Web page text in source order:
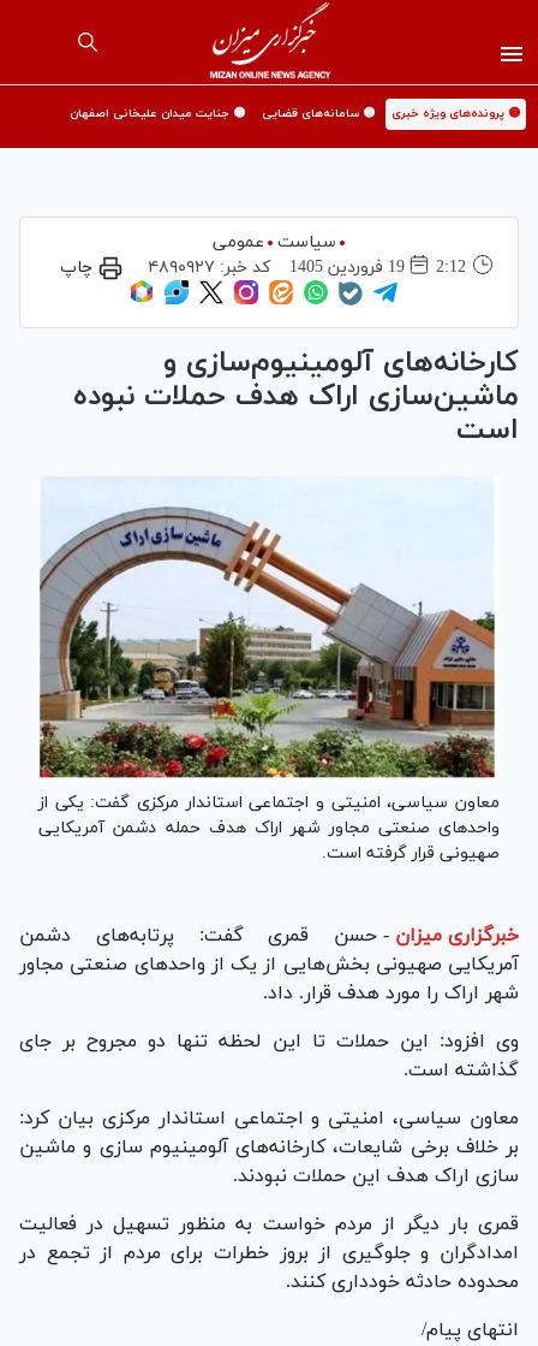
🟡 پرونده‌های ویژه خبری 🟡 سامانه‌های قضایی 🟡 جنایت میدان علیخانی اصفهان
سیاست
عمومی
2:12
19 فروردين 1405 کد خبر: ۴۸۹۰۹۲۷ چاپ
کارخانه‌های آلومینیوم‌سازی و
ماشین‌سازی اراک هدف حملات نبوده
است
معاون سیاسی، امنیتی و اجتماعی استاندار مرکزی گفت: یکی از
واحد‌های صنعتی مجاور شهر اراک هدف حمله دشمن آمریکایی
صهیونی قرار گرفته است.
خبرگزاری میزان - حسن قمری گفت: پرتابه‌های دشمن
آمریکایی صهیونی بخش‌هایی از یک از واحدهای صنعتی مجاور
شهر اراک را مورد هدف قرار. داد.
وی افزود: این حملات تا این لحظه تنها دو مجروح بر جای
گذاشته است.
معاون سیاسی، امنیتی و اجتماعی استاندار مرکزی بیان کرد:
بر خلاف برخی شایعات، کارخانه‌های آلومینیوم سازی و ماشین
سازی اراک هدف این حملات نبودند.
قمری بار دیگر از مردم خواست به منظور تسهیل در فعالیت
امدادگران و جلوگیری از بروز خطرات برای مردم از تجمع در
محدوده حادثه خودداری کنند.
انتهای پیام/